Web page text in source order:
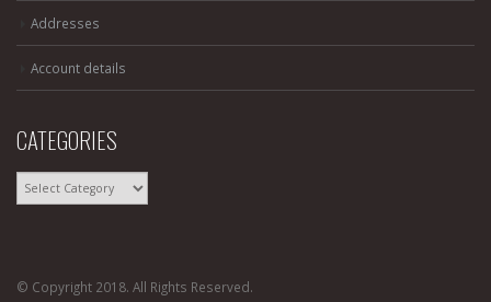
Addresses
Account details
CATEGORIES
CATEGORIES
© Copyright 2018. All Rights Reserved.